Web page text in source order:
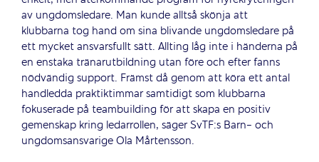
av ungdomsledare. Man kunde alltså skönja att
klubbarna tog hand om sina blivande ungdomsledare på
ett mycket ansvarsfullt sätt. Allting låg inte i händerna på
en enstaka tränarutbildning utan före och efter fanns
nödvändig support. Främst då genom att köra ett antal
handledda praktiktimmar samtidigt som klubbarna
fokuserade på teambuilding för att skapa en positiv
gemenskap kring ledarrollen, säger SvTF:s Barn- och
ungdomsansvarige Ola Mårtensson.